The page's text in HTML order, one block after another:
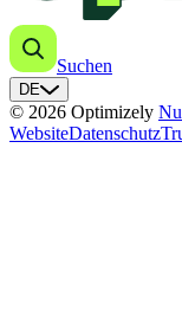
Suchen
DE
© 2026 Optimizely
WebsiteDatenschutz